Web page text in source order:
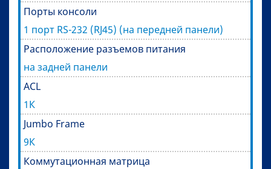
Порты консоли
1 порт RS-232 (RJ45) (на передней панели)
Расположение разъемов питания
на задней панели
ACL
1К
Jumbo Frame
9К
Коммутационная матрица